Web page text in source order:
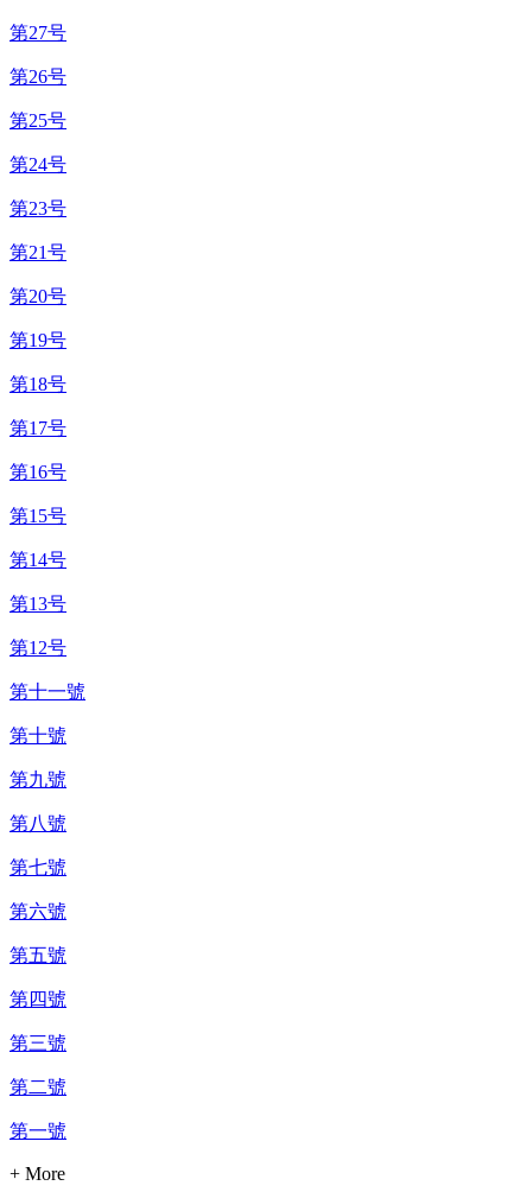
第27号
第26号
第25号
第24号
第23号
第21号
第20号
第19号
第18号
第17号
第16号
第15号
第14号
第13号
第12号
第十一號
第十號
第九號
第八號
第七號
第六號
第五號
第四號
第三號
第二號
第一號
+ More